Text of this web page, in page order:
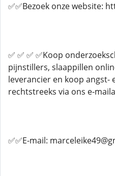
✅✅Bezoek onze website:
✅ ✅ ✅ ✅Koop
pijnstillers, slaappillen
leverancier en koop angst-
rechtstreeks via ons e-
✅✅E-mail: